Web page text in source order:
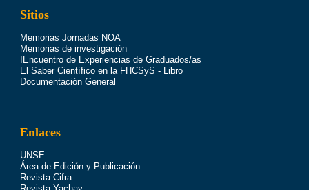
Sitios
Memorias Jornadas NOA
Memorias de investigación
IEncuentro de Experiencias de Graduados/as
El Saber Científico en la FHCSyS - Libro
Documentación General
Enlaces
UNSE
Área de Edición y Publicación
Revista Cifra